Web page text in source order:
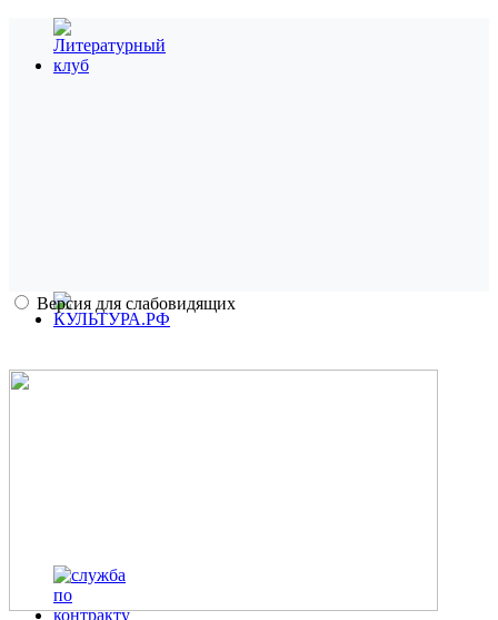
Версия для слабовидящих